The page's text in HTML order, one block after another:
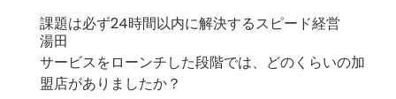
課題は必ず24時間以内に解決するスピード経営
湯田
サービスをローンチした段階では、どのくらいの加
盟店がありましたか？